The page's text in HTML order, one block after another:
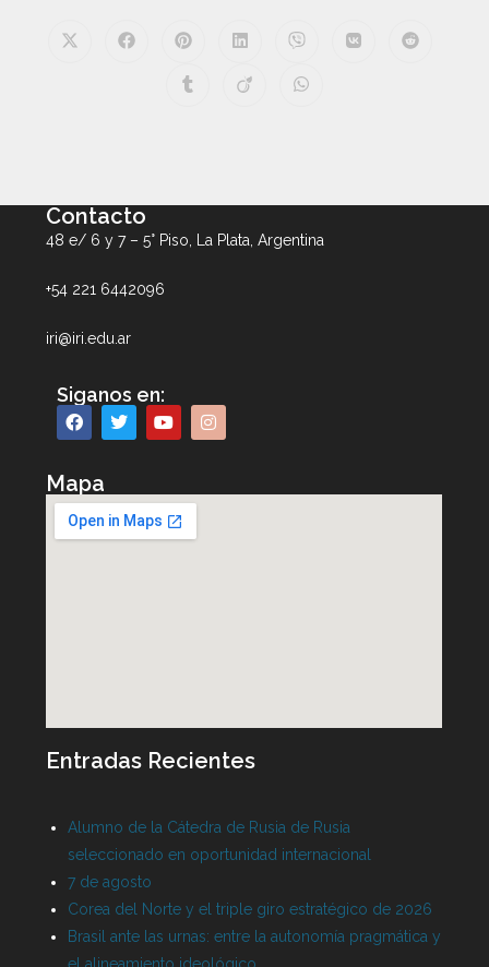
Contacto
48 e/ 6 y 7 – 5° Piso, La Plata, Argentina
+54 221 6442096
iri@iri.edu.ar
Siganos en:
Mapa
Entradas Recientes
Alumno de la Cátedra de Rusia de Rusia
seleccionado en oportunidad internacional
7 de agosto
Corea del Norte y el triple giro estratégico de 2026
Brasil ante las urnas: entre la autonomía pragmática y
el alineamiento ideológico